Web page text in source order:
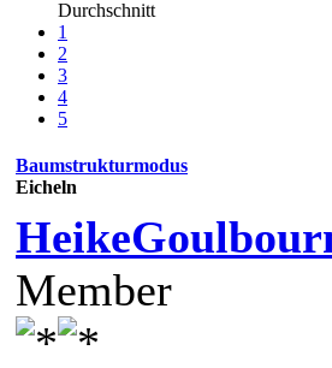
Durchschnitt
1
2
3
4
5
Baumstrukturmodus
Eicheln
Member